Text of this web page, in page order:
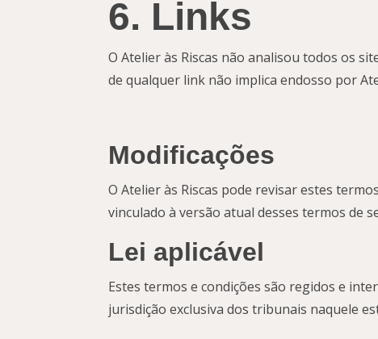
6. Links
O Atelier às Riscas não analisou todos os
de qualquer link não implica endosso por
Modificações
O Atelier às Riscas pode revisar estes
vinculado à versão atual desses termos de
Lei aplicável
Estes termos e condições são regidos e
jurisdição exclusiva dos tribunais naquele